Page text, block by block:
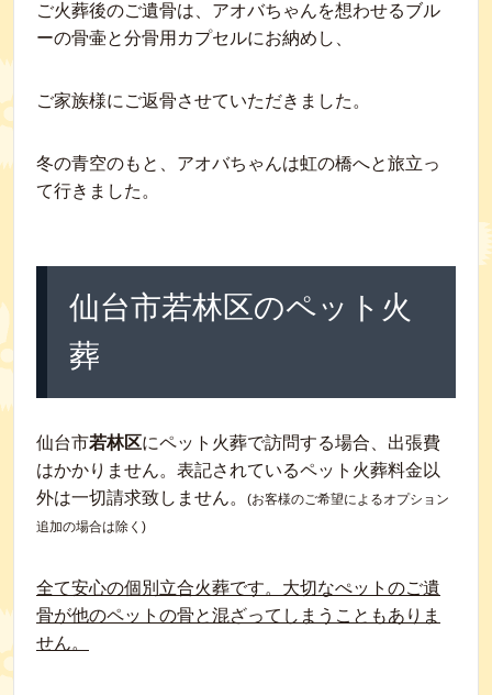
ご火葬後のご遺骨は、アオバちゃんを想わせるブル
ーの骨壷と分骨用カプセルにお納めし、
ご家族様にご返骨させていただきました。
冬の青空のもと、アオバちゃんは虹の橋へと旅立っ
て行きました。
仙台市若林区のペット火
葬
仙台市若林区にペット火葬で訪問する場合、出張費
はかかりません。表記されているペット火葬料金以
外は一切請求致しません。
(お客様のご希望によるオプション
追加の場合は除く)
全て安心の個別立合火葬です。大切なぺットのご遺
骨が他のペットの骨と混ざってしまうこともありま
せん。